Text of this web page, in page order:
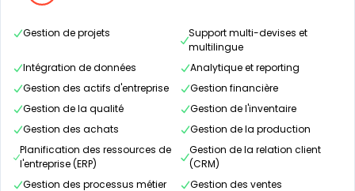
Gestion de projets
Support multi-devises et
multilingue
Intégration de données
Analytique et reporting
Gestion des actifs d'entreprise
Gestion financière
Gestion de la qualité
Gestion de l'inventaire
Gestion des achats
Gestion de la production
Planification des ressources de
l'entreprise (ERP)
Gestion de la relation client
(CRM)
Gestion des processus métier
Gestion des ventes